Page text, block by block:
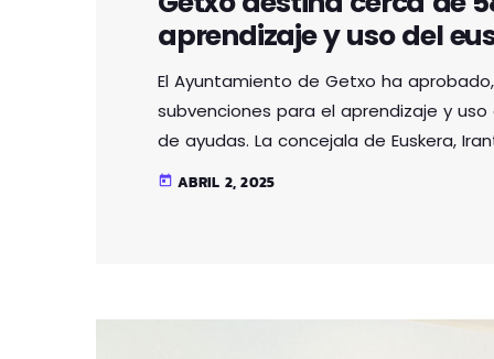
aprendizaje y uso del
El Ayuntamiento de Getxo ha
subvenciones para el aprendizaje y
de ayudas. La concejala de Euskera,
del presupuesto se dirigirá al
today ABRIL 2, 2025